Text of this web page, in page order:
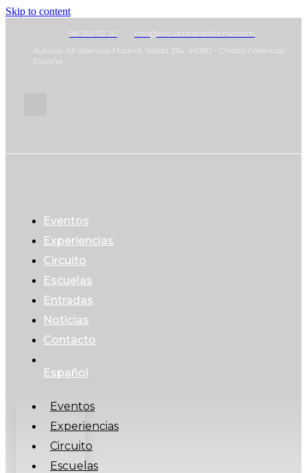
Skip to content
96 252 52 20
info@circuitricardotormo.com
Autovía A3 Valencia-Madrid, Salida 334. 46380 - Cheste (Valencia) –
España
Eventos
Experiencias
Circuito
Escuelas
Entradas
Noticias
Contacto
Español
Eventos
Experiencias
Circuito
Escuelas